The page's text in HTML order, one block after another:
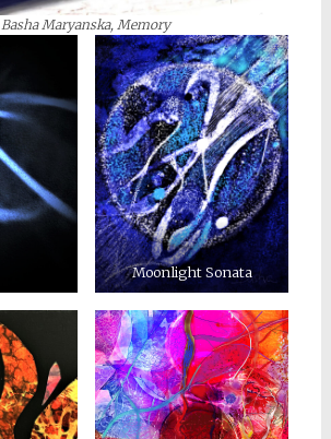
Basha Maryanska, Memory
Moonlight Sonata